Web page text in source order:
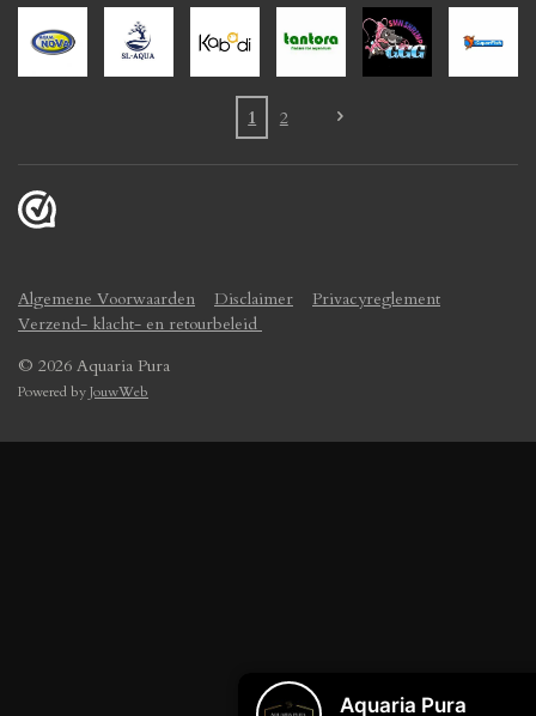
1 2
Algemene Voorwaarden Disclaimer
Privacyreglement
Verzend- klacht- en retourbeleid
© 2026 Aquaria Pura
Powered byJouwWeb